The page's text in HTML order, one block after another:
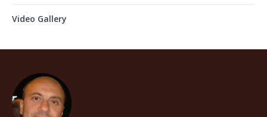
Video Gallery